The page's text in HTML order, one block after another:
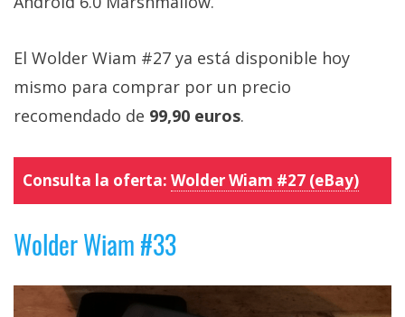
El Wolder Wiam #27 ya está disponible hoy
mismo para comprar por un precio
recomendado de 99,90 euros.
Consulta la oferta: Wolder Wiam #27 (eBay)
Wolder Wiam #33